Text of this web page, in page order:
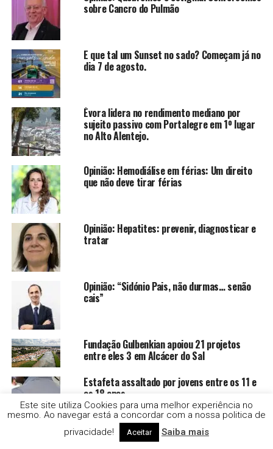
sobre Cancro do Pulmão
E que tal um Sunset no sado? Começam já no
dia 7 de agosto.
Évora lidera no rendimento mediano por
sujeito passivo com Portalegre em 1º lugar
no Alto Alentejo.
Opinião: Hemodiálise em férias: Um direito
que não deve tirar férias
Opinião: Hepatites: prevenir, diagnosticar e
tratar
Opinião: “Sidónio Pais, não durmas… senão
cais”
Fundação Gulbenkian apoiou 21 projetos
entre eles 3 em Alcácer do Sal
Estafeta assaltado por jovens entre os 11 e
os 18 anos
Droga e alcool no Festival Músicas do Mundo,
Este site utiliza Cookies para uma melhor experiência no
mesmo. Ao navegar está a concordar com a nossa politica de
privacidade!
Aceitar Saiba mais